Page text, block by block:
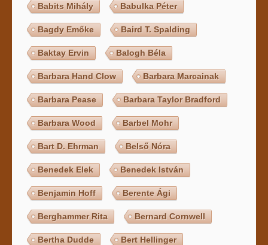
Babits Mihály Babulka Péter
Bagdy Emőke Baird T. Spalding
Baktay Ervin Balogh Béla
Barbara Hand Clow Barbara Marcainak
Barbara Pease Barbara Taylor Bradford
Barbara Wood Barbel Mohr
Bart D. Ehrman Belső Nóra
Benedek Elek Benedek István
Benjamin Hoff Berente Ági
Berghammer Rita Bernard Cornwell
Bertha Dudde Bert Hellinger